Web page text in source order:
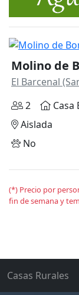
Molino de
El Barcenal
2
Casa
Aislada
No
(*) Precio por
fin de semana y
Casas Rurales